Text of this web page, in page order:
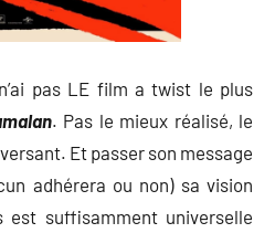
n’ai pas LE film a twist le plus
. Pas le mieux réalisé, le
Et passer son message
adhérera ou non) sa vision
est suffisamment universelle